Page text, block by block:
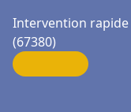
Intervention
(67380)